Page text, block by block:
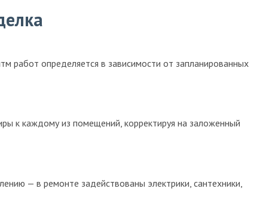
работ определяется в зависимости от запланированных
к каждому из помещений, корректируя на заложенный
— в ремонте задействованы электрики, сантехники,